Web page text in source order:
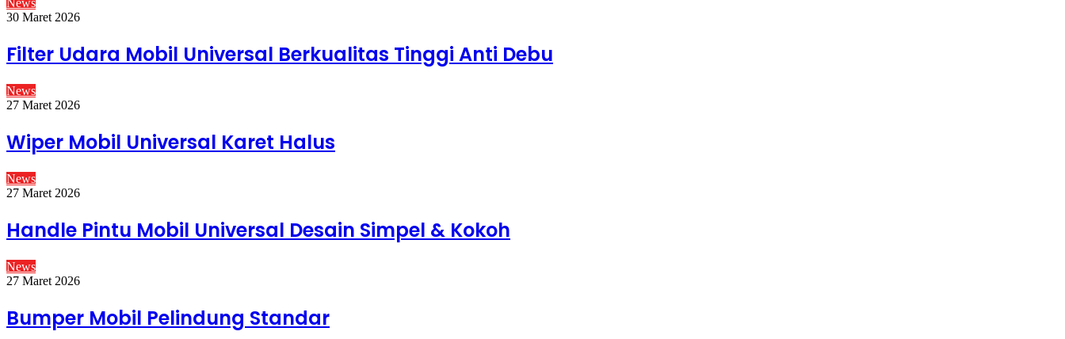
News
30 Maret 2026
Filter Udara Mobil Universal Berkualitas Tinggi Anti Debu
News
27 Maret 2026
Wiper Mobil Universal Karet Halus
News
27 Maret 2026
Handle Pintu Mobil Universal Desain Simpel & Kokoh
News
27 Maret 2026
Bumper Mobil Pelindung Standar